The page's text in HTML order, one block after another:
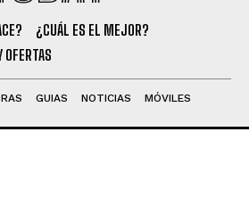
¿CUÁL ES EL MEJOR?
OFERTAS
GUIAS NOTICIAS MÓVILES